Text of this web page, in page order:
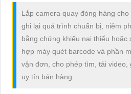
Lắp camera quay đóng hàng
ghi lại quá trình chuẩn bị, niêm
bằng chứng khiếu nại thiếu hoặc
hợp máy quét barcode và phần
vận đơn, cho phép tìm, tải video,
uy tín bán hàng.